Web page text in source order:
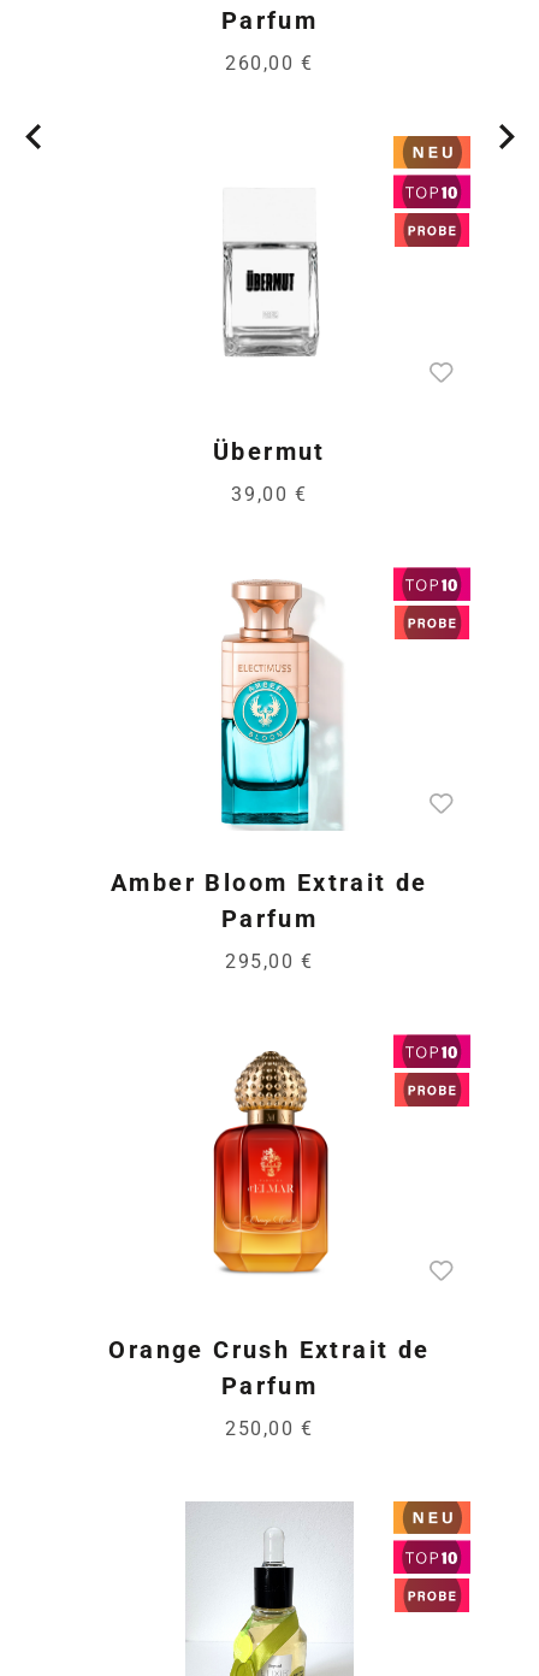
Parfum
260,00 €
Übermut
39,00 €
Amber Bloom Extrait de
Parfum
295,00 €
Orange Crush Extrait de
Parfum
250,00 €